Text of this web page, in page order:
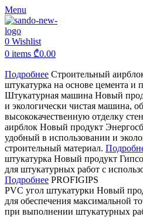
Menu
0 Wishlist
0 items ₾0.00
Подробнее Строительный
штукатурка на основе цемента и
Штукатурная машина Новый
и экологически чистая машина,
высококачественную отделку
аирблок Новый продукт
удобный в использовании и
строительный материал.
штукатурка Новый продукт
для штукатурных работ с
Подробнее PROFIGIPS
PVC угол штукатурки Новый
для обеспечения максимальной
при выполнении штукатурных